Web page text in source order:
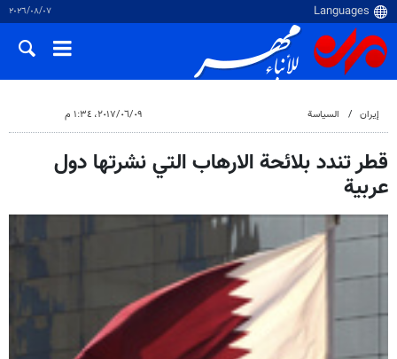
٠٧‏/٠٨‏/٢٠٢٦
إيران السياسة ٠٩‏/٠٦‏/٢٠١٧، ١:٣٤ م
قطر تندد بلائحة الارهاب التي نشرتها دول
عربية